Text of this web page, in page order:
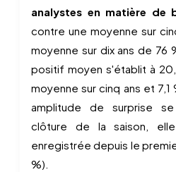
analystes en matière de
contre une moyenne sur
moyenne sur dix ans de 76
positif moyen s'établit à
moyenne sur cinq ans et
amplitude de surprise
clôture de la saison,
enregistrée depuis le
%).